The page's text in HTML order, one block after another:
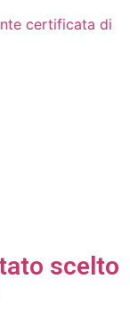
scelto